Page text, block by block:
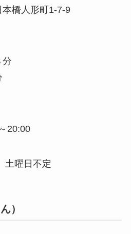
橋人形町1-7-9
20:00
土曜日不定
）